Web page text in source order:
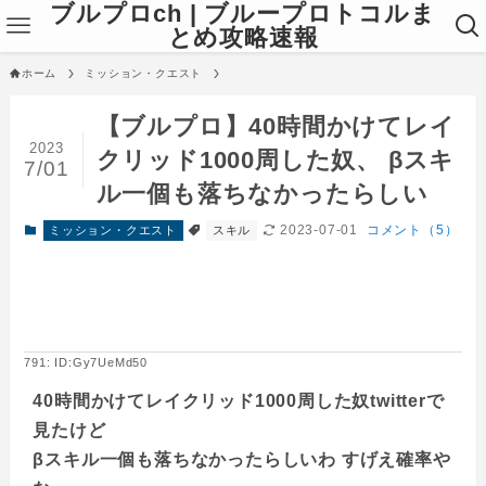
ブルプロch | ブループロトコルま
とめ攻略速報
ホーム ミッション・クエスト
【ブルプロ】40時間かけてレイ
クリッド1000周した奴、 βスキ
ル一個も落ちなかったらしい
2023
7/01
ミッション・クエスト スキル 2023-07-01 コメント（5）
791: ID:Gy7UeMd50
40時間かけてレイクリッド1000周した奴twitterで
見たけど
βスキル一個も落ちなかったらしいわ すげえ確率や